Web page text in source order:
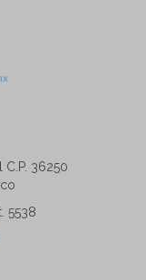
C.P. 36250
5538